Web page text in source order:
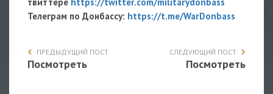
Телеграм по Донбассу: https://t.me/WarDonbass
ПРЕДЫДУЩИЙ ПОСТ
Посмотреть
СЛЕДУЮЩИЙ ПОСТ
Посмотреть